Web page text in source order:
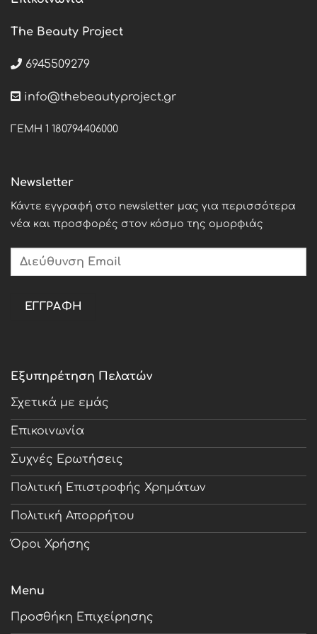
The Beauty Project
6945509279
info@thebeautyproject.gr
ΓΕΜΗ 1 180794406000
Εξυπηρέτηση Πελατών
Σχετικά με εμάς
Επικοινωνία
Συχνές Ερωτήσεις
Πολιτική Επιστροφής Χρημάτων
Πολιτική Απορρήτου
Όροι Χρήσης
Menu
Προσθήκη Επιχείρησης
Newsletter
Κάντε εγγραφή στο newsletter μας για περισσότερα
νέα και προσφορές στον κόσμο της ομορφιάς